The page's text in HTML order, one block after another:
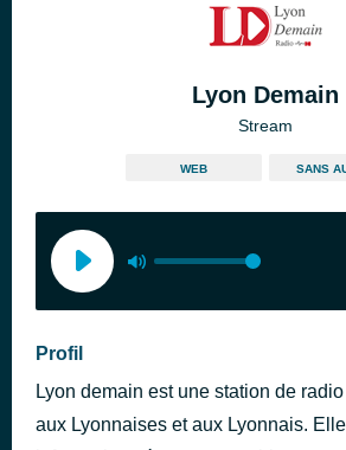
Lyon Demain
Stream
WEB SANS
Profil
Lyon demain est une station de
aux Lyonnaises et aux Lyonnais.